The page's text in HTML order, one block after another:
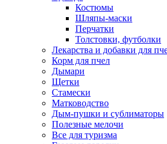
Костюмы
Шляпы-маски
Перчатки
Толстовки, футболки
Лекарства и добавки для
Корм для пчел
Дымари
Щетки
Стамески
Матководство
Дым-пушки и сублиматоры
Полезные мелочи
Все для туризма